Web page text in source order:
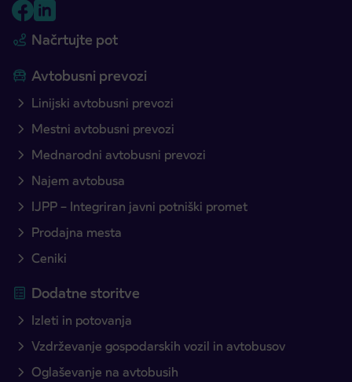
Načrtujte pot
Avtobusni prevozi
Linijski avtobusni prevozi
Mestni avtobusni prevozi
Mednarodni avtobusni prevozi
Najem avtobusa
IJPP – Integriran javni potniški promet
Prodajna mesta
Ceniki
Dodatne storitve
Izleti in potovanja
Vzdrževanje gospodarskih vozil in avtobusov
Oglaševanje na avtobusih